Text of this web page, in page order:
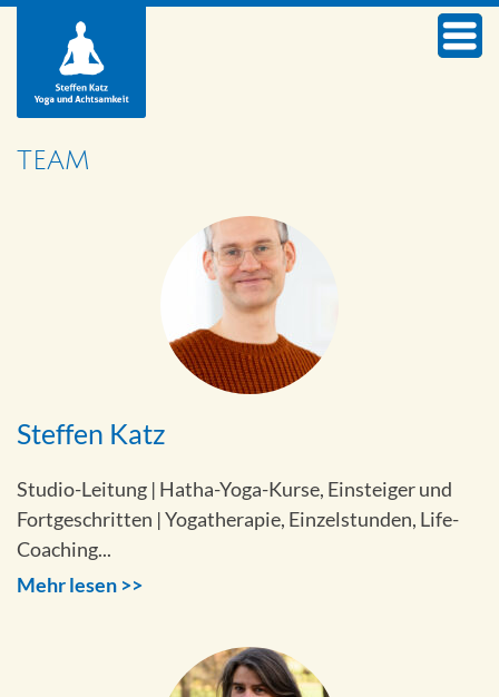
TEAM
Steffen Katz
Studio-Leitung | Hatha-Yoga-Kurse, Einsteiger und
Fortgeschritten | Yogatherapie, Einzelstunden, Life-
Coaching...
Mehr lesen >>